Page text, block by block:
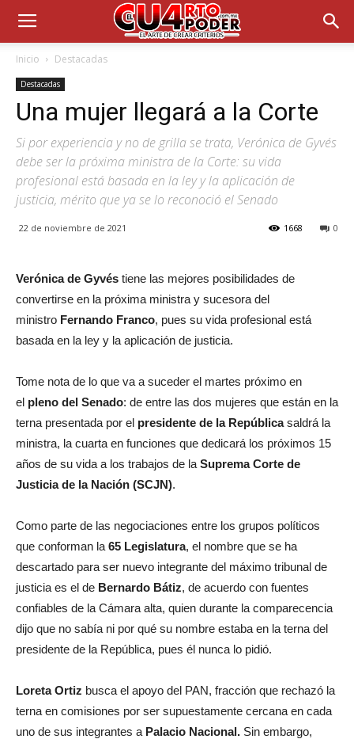
Inicio Destacadas
Destacadas
Una mujer llegará a la Corte
Si por experiencia y no de grilla se trata, Verónica de Gyvés
debe ser la próxima ministra de la Corte: su vida
profesional está basada en la ley y la aplicación de
justicia, mérito que ya se lo reconoció el Senado
22 de noviembre de 2021 0
1668
Verónica de Gyvés tiene las mejores posibilidades de
convertirse en la próxima ministra y sucesora del
ministro Fernando Franco, pues su vida profesional está
basada en la ley y la aplicación de justicia.
Tome nota de lo que va a suceder el martes próximo en
el pleno del Senado: de entre las dos mujeres que están en la
terna presentada por el presidente de la Repúblicasaldrá la
ministra, la cuarta en funciones que dedicará los próximos 15
años de su vida a los trabajos de la Suprema Corte de
Justicia de la Nación (SCJN).
Como parte de las negociaciones entre los grupos políticos
que conforman la 65 Legislatura, el nombre que se ha
descartado para ser nuevo integrante del máximo tribunal de
justicia es el de Bernardo Bátiz, de acuerdo con fuentes
confiables de la Cámara alta, quien durante la comparecencia
dijo que no sabía ni por qué su nombre estaba en la terna del
presidente de la República, pues él nunca lo pidió.
Loreta Ortiz busca el apoyo del PAN, fracción que rechazó la
terna en comisiones por ser supuestamente cercana en cada
uno de sus integrantes a Palacio Nacional. Sin embargo,